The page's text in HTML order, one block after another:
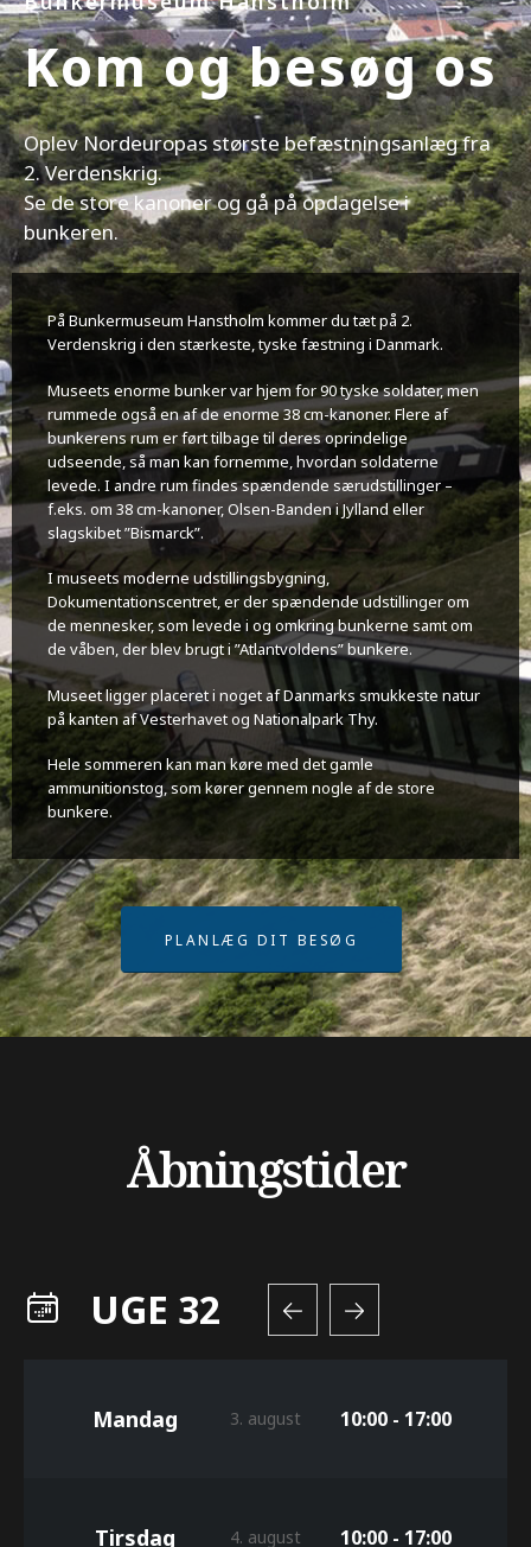
Kom og besøg os
Oplev Nordeuropas største befæstningsanlæg fra
2. Verdenskrig.
Se de store kanoner og gå på opdagelse i
bunkeren.
På Bunkermuseum Hanstholm kommer du tæt på 2.
Verdenskrig i den stærkeste, tyske fæstning i Danmark.
Museets enorme bunker var hjem for 90 tyske soldater, men
rummede også en af de enorme 38 cm-kanoner. Flere af
bunkerens rum er ført tilbage til deres oprindelige
udseende, så man kan fornemme, hvordan soldaterne
levede. I andre rum findes spændende særudstillinger –
f.eks. om 38 cm-kanoner, Olsen-Banden i Jylland eller
slagskibet ”Bismarck”.
I museets moderne udstillingsbygning,
Dokumentationscentret, er der spændende udstillinger om
de mennesker, som levede i og omkring bunkerne samt om
de våben, der blev brugt i ”Atlantvoldens” bunkere.
Museet ligger placeret i noget af Danmarks smukkeste natur
på kanten af Vesterhavet og Nationalpark Thy.
Hele sommeren kan man køre med det gamle
ammunitionstog, som kører gennem nogle af de store
bunkere.
PLANLÆG DIT BESØG
Åbningstider
UGE 32
Mandag 3. august 10:00 - 17:00
Tirsdag 4. august 10:00 - 17:00